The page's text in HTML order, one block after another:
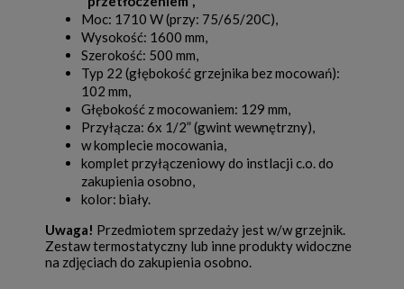
Moc: 1710 W (przy: 75/65/20C),
Wysokość: 1600 mm,
Szerokość: 500 mm,
Typ 22 (głębokość grzejnika bez mocowań):
102 mm,
Głębokość z mocowaniem: 129 mm,
Przyłącza: 6x 1/2” (gwint wewnętrzny),
w komplecie mocowania,
komplet przyłączeniowy do instlacji c.o. do
zakupienia osobno,
kolor: biały.
Uwaga! Przedmiotem sprzedaży jest w/w grzejnik.
Zestaw termostatyczny lub inne produkty widoczne
na zdjęciach do zakupienia osobno.